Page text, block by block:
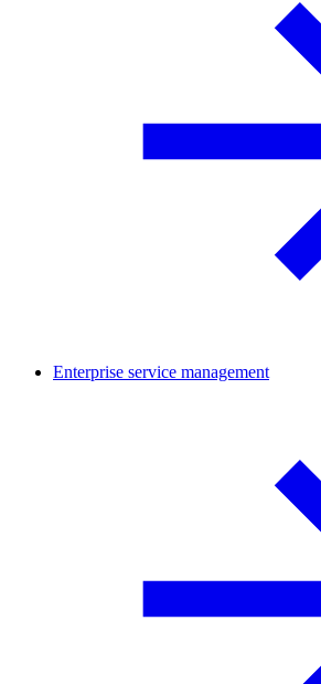
Enterprise service management